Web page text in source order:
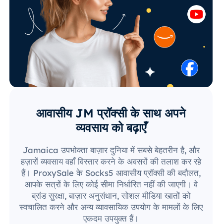
आवासीय JM प्रॉक्सी के साथ अपने
व्यवसाय को बढ़ाएँ
Jamaica उपभोक्ता बाज़ार दुनिया में सबसे बेहतरीन है, और
हज़ारों व्यवसाय वहाँ विस्तार करने के अवसरों की तलाश कर रहे
हैं। ProxySale के Socks5 आवासीय प्रॉक्सी की बदौलत,
आपके सत्रों के लिए कोई सीमा निर्धारित नहीं की जाएगी। वे
ब्रांड सुरक्षा, बाज़ार अनुसंधान, सोशल मीडिया खातों को
स्वचालित करने और अन्य व्यावसायिक उपयोग के मामलों के लिए
एकदम उपयुक्त हैं।